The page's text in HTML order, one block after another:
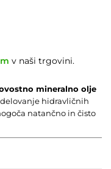
mineralno olje
hidravličnih
natančno in čisto
v naši trgovini.